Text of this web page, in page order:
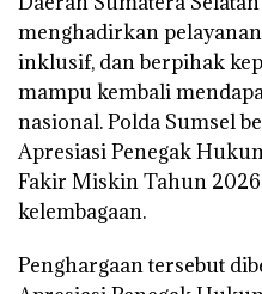
menghadirkan
inklusif, dan berpihak
mampu kembali
nasional. Polda Sumsel
Apresiasi Penegak
Fakir Miskin Tahun 2026
kelembagaan.
Penghargaan tersebut